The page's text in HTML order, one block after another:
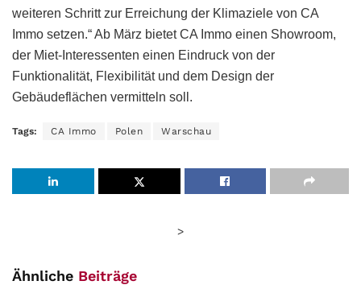
weiteren Schritt zur Erreichung der Klimaziele von CA
Immo setzen.“ Ab März bietet CA Immo einen Showroom,
der Miet-Interessenten einen Eindruck von der
Funktionalität, Flexibilität und dem Design der
Gebäudeflächen vermitteln soll.
Tags: CA Immo Polen Warschau
>
Ähnliche Beiträge